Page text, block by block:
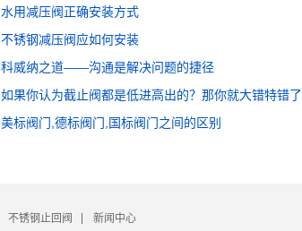
水用减压阀正确安装方式
不锈钢减压阀应如何安装
科威纳之道——沟通是解决问题的捷径
如果你认为截止阀都是低进高出的？那你就大错特错了
美标阀门,德标阀门,国标阀门之间的区别
不锈钢止回阀 新闻中心